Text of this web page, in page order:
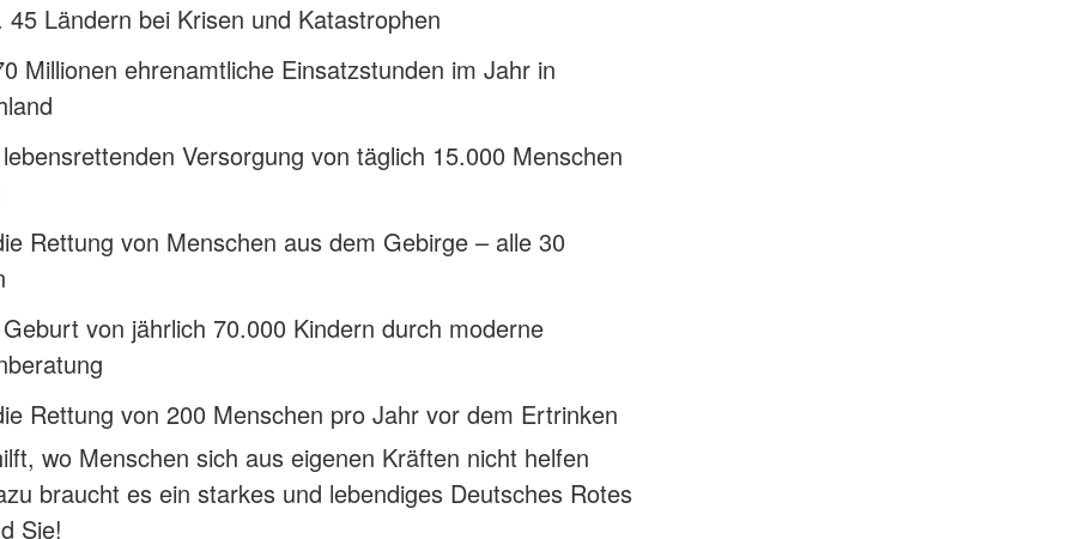
Ländern bei Krisen und Katastrophen
Millionen ehrenamtliche Einsatzstunden im Jahr in
Versorgung von täglich 15.000 Menschen
Rettung von Menschen aus dem Gebirge – alle 30
von jährlich 70.000 Kindern durch moderne
Rettung von 200 Menschen pro Jahr vor dem Ertrinken
wo Menschen sich aus eigenen Kräften nicht helfen
braucht es ein starkes und lebendiges Deutsches Rotes
Sie!